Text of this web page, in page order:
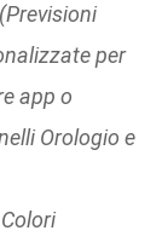
per
app o
Orologio e